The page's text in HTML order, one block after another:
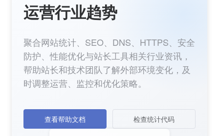
运营行业趋势
聚合网站统计、SEO、DNS、HTTPS、安全
防护、性能优化与站长工具相关行业资讯，
帮助站长和技术团队了解外部环境变化，及
时调整运营、监控和优化策略。
查看帮助文档 检查统计代码